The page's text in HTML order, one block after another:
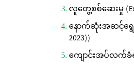
လူတွေ့စစ်ဆေးမှု
နောက်ဆုံးအဆင့်ရွေး
2023))
ကျောင်းအပ်လက်ခံရ